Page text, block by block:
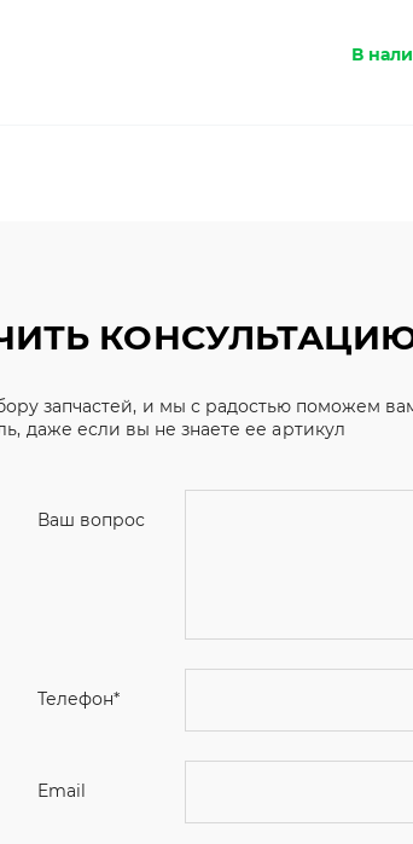
В
запчастей, и мы с радостью поможем
даже если вы не знаете ее артикул
Ваш вопрос
Я соглашаюсь с